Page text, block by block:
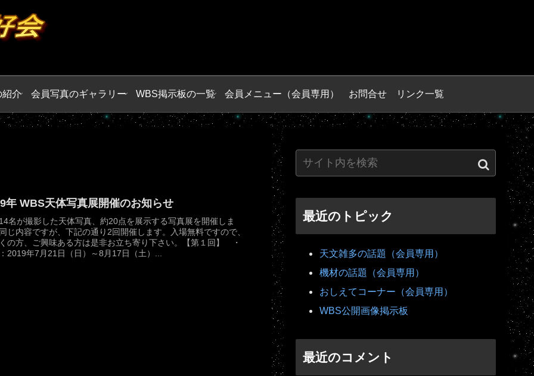
紹介 会員写真のギャラリー WBS掲示板の一覧 会員メニュー（会員専用） お問合せ リンク一覧
年 WBS天体写真展開催のお知らせ
名が撮影した天体写真、約20点を展示する写真展を開催しま
じ内容ですが、下記の通り2回開催します。入場無料ですので、
の方、ご興味ある方は是非お立ち寄り下さい。【第１回】 ・
2019年7月21日（日）～8月17日（土）...
最近のトピック
天文雑多の話題（会員専用）
機材の話題（会員専用）
おしえてコーナー（会員専用）
WBS公開画像掲示板
最近のコメント